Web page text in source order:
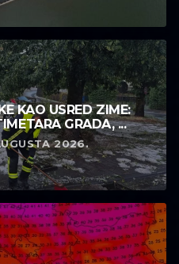
KAO USRED ZIME:
GRADA, ...
2026.